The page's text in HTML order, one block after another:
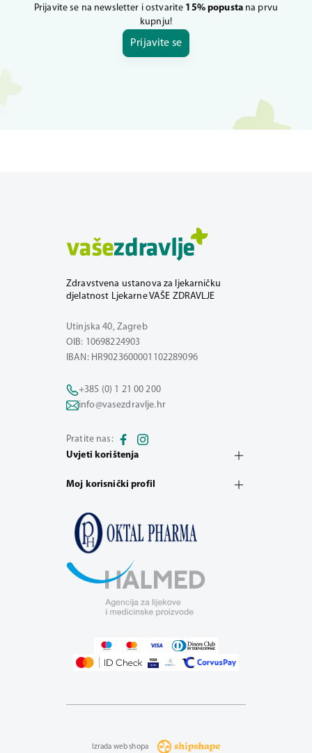
Prijavite se na newsletter i ostvarite 15% popustana prvu
kupnju!
Prijavite se
Zdravstvena ustanova za ljekarničku
djelatnost Ljekarne VAŠE ZDRAVLJE
Utinjska 40, Zagreb
OIB: 10698224903
IBAN: HR9023600001102289096
+385 (0) 1 21 00 200
info@vasezdravlje.hr
Pratite nas:
Uvjeti korištenja
Moj korisnički profil
Izrada web shopa